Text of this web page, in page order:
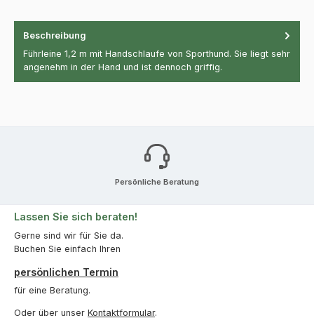
Beschreibung
Führleine 1,2 m mit Handschlaufe von Sporthund. Sie liegt sehr
angenehm in der Hand und ist dennoch griffig.
Persönliche Beratung
Lassen Sie sich beraten!
Gerne sind wir für Sie da.
Buchen Sie einfach Ihren
persönlichen Termin
für eine Beratung.
Oder über unser Kontaktformular.